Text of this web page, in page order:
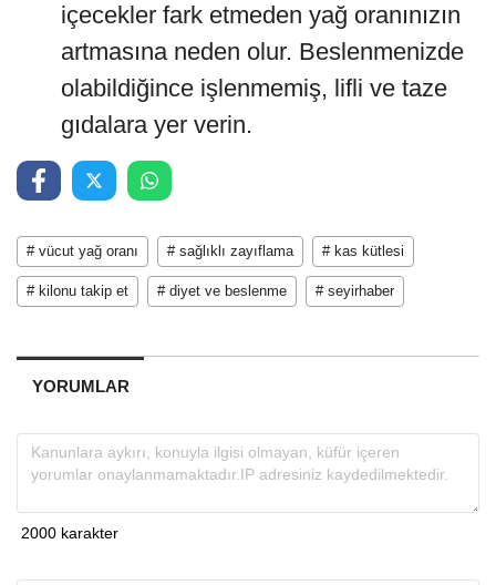
içecekler fark etmeden yağ oranınızın
artmasına neden olur. Beslenmenizde
olabildiğince işlenmemiş, lifli ve taze
gıdalara yer verin.
# vücut yağ oranı # sağlıklı zayıflama # kas kütlesi
# kilonu takip et # diyet ve beslenme # seyirhaber
YORUMLAR